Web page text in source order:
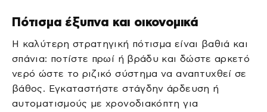
Πότισμα έξυπνα και οικονομικά
Η καλύτερη στρατηγική πότισμα είναι βαθιά και
σπάνια: ποτίστε πρωί ή βράδυ και δώστε αρκετό
νερό ώστε το ριζικό σύστημα να αναπτυχθεί σε
βάθος. Εγκαταστήστε στάγδην άρδευση ή
αυτοματισμούς με χρονοδιακόπτη για